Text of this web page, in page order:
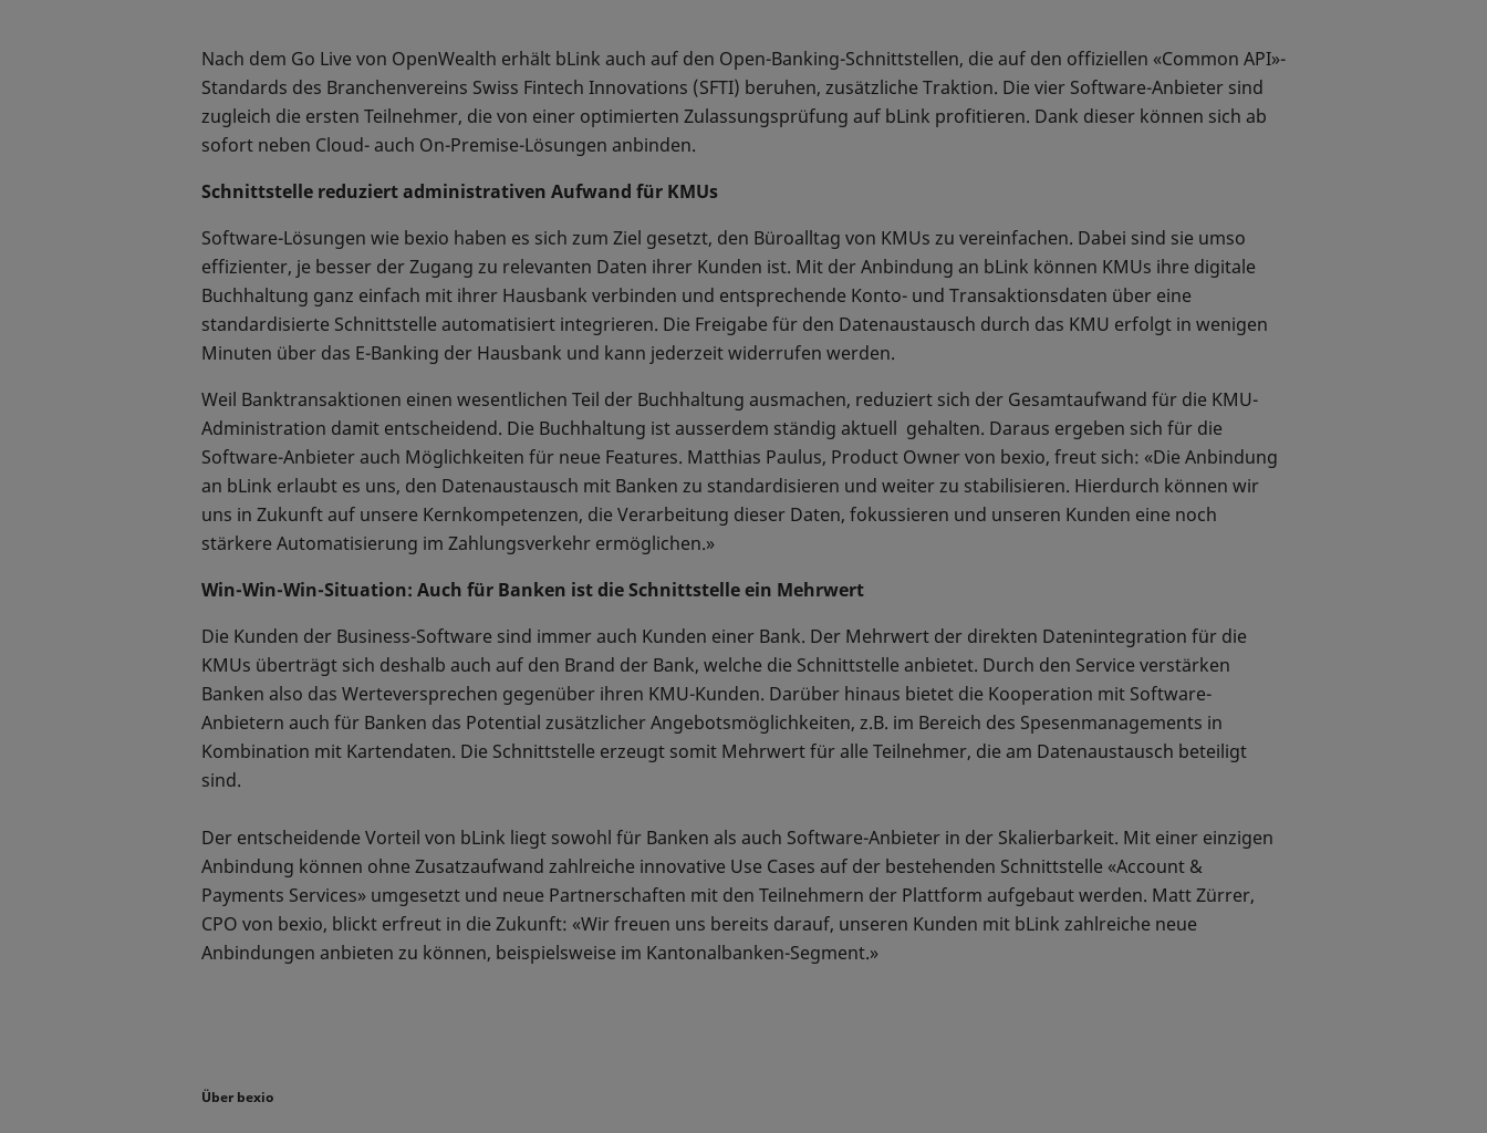
Nach dem Go Live von OpenWealth erhält bLink auch auf den Open-Banking-Schnittstellen, die auf den offiziellen «Common API»-
Standards des Branchenvereins Swiss Fintech Innovations (SFTI) beruhen, zusätzliche Traktion. Die vier Software-Anbieter sind
zugleich die ersten Teilnehmer, die von einer optimierten Zulassungsprüfung auf bLink profitieren. Dank dieser können sich ab
sofort neben Cloud- auch On-Premise-Lösungen anbinden.
Schnittstelle reduziert administrativen Aufwand für KMUs
Software-Lösungen wie bexio haben es sich zum Ziel gesetzt, den Büroalltag von KMUs zu vereinfachen. Dabei sind sie umso
effizienter, je besser der Zugang zu relevanten Daten ihrer Kunden ist. Mit der Anbindung an bLink können KMUs ihre digitale
Buchhaltung ganz einfach mit ihrer Hausbank verbinden und entsprechende Konto- und Transaktionsdaten über eine
standardisierte Schnittstelle automatisiert integrieren. Die Freigabe für den Datenaustausch durch das KMU erfolgt in wenigen
Minuten über das E-Banking der Hausbank und kann jederzeit widerrufen werden.
Weil Banktransaktionen einen wesentlichen Teil der Buchhaltung ausmachen, reduziert sich der Gesamtaufwand für die KMU-
Administration damit entscheidend. Die Buchhaltung ist ausserdem ständig aktuell gehalten. Daraus ergeben sich für die
Software-Anbieter auch Möglichkeiten für neue Features. Matthias Paulus, Product Owner von bexio, freut sich: «Die Anbindung
an bLink erlaubt es uns, den Datenaustausch mit Banken zu standardisieren und weiter zu stabilisieren. Hierdurch können wir
uns in Zukunft auf unsere Kernkompetenzen, die Verarbeitung dieser Daten, fokussieren und unseren Kunden eine noch
stärkere Automatisierung im Zahlungsverkehr ermöglichen.»
Win-Win-Win-Situation: Auch für Banken ist die Schnittstelle ein Mehrwert
Die Kunden der Business-Software sind immer auch Kunden einer Bank. Der Mehrwert der direkten Datenintegration für die
KMUs überträgt sich deshalb auch auf den Brand der Bank, welche die Schnittstelle anbietet. Durch den Service verstärken
Banken also das Werteversprechen gegenüber ihren KMU-Kunden. Darüber hinaus bietet die Kooperation mit Software-
Anbietern auch für Banken das Potential zusätzlicher Angebotsmöglichkeiten, z.B. im Bereich des Spesenmanagements in
Kombination mit Kartendaten. Die Schnittstelle erzeugt somit Mehrwert für alle Teilnehmer, die am Datenaustausch beteiligt
sind.
Der entscheidende Vorteil von bLink liegt sowohl für Banken als auch Software-Anbieter in der Skalierbarkeit. Mit einer einzigen
Anbindung können ohne Zusatzaufwand zahlreiche innovative Use Cases auf der bestehenden Schnittstelle «Account &
Payments Services» umgesetzt und neue Partnerschaften mit den Teilnehmern der Plattform aufgebaut werden. Matt Zürrer,
CPO von bexio, blickt erfreut in die Zukunft: «Wir freuen uns bereits darauf, unseren Kunden mit bLink zahlreiche neue
Anbindungen anbieten zu können, beispielsweise im Kantonalbanken-Segment.»
Über bexio